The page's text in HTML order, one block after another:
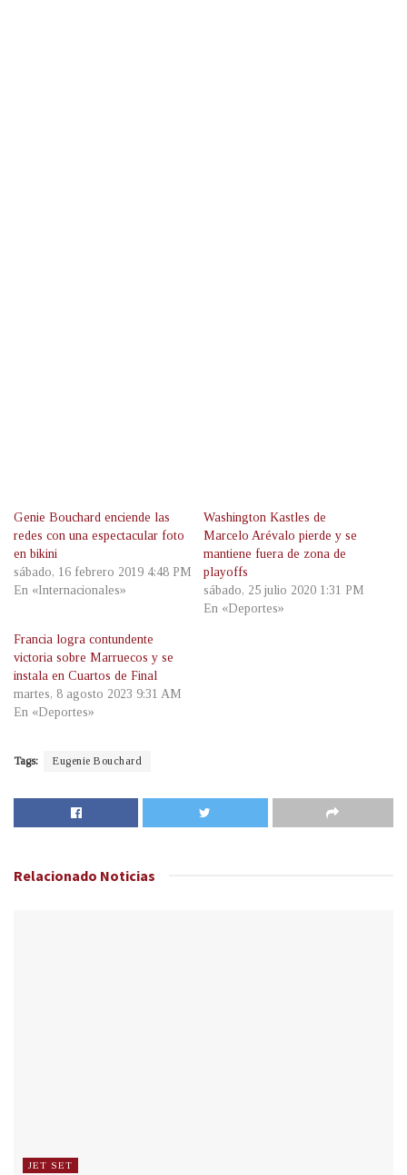
Genie Bouchard enciende las
redes con una espectacular foto
en bikini
sábado, 16 febrero 2019 4:48 PM
En «Internacionales»
Washington Kastles de
Marcelo Arévalo pierde y se
mantiene fuera de zona de
playoffs
sábado, 25 julio 2020 1:31 PM
En «Deportes»
Francia logra contundente
victoria sobre Marruecos y se
instala en Cuartos de Final
martes, 8 agosto 2023 9:31 AM
En «Deportes»
Tags: Eugenie Bouchard
Relacionado Noticias
JET SET